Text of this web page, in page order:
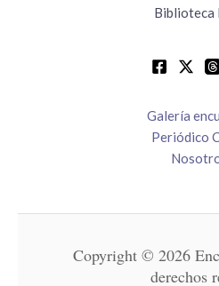
Biblioteca
Galería
Periódico
Copyright © 2026
derechos